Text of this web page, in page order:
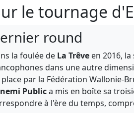
le tournage
round
la foulée de La Trêve en 2016, la
dans une autre
place par la Fédération Wallonie-
Publica mis en boîte sa
à l'ère du temps,